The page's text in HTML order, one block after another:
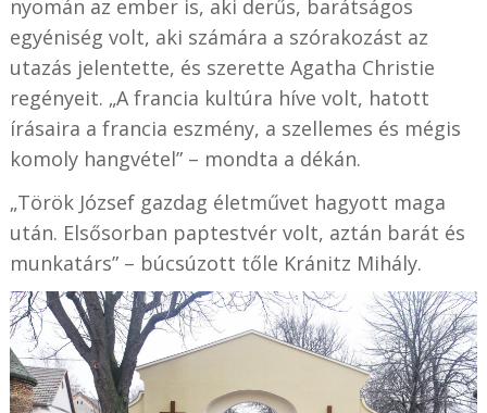
nyomán az ember is, aki derűs, barátságos
egyéniség volt, aki számára a szórakozást az
utazás jelentette, és szerette Agatha Christie
regényeit. „A francia kultúra híve volt, hatott
írásaira a francia eszmény, a szellemes és mégis
komoly hangvétel” – mondta a dékán.
„Török József gazdag életművet hagyott maga
után. Elsősorban paptestvér volt, aztán barát és
munkatárs” – búcsúzott tőle Kránitz Mihály.